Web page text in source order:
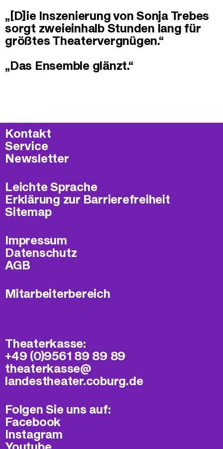
„[D]ie Inszenierung von Sonja Trebes
sorgt zweieinhalb Stunden lang für
größtes Theatervergnügen.“
„Das Ensemble glänzt.“
Kontakt
Service
Newsletter
Leichte Sprache
Erklärung zur Barrierefreiheit
Sitemap
Impressum
Datenschutz
AGB
Mitarbeiterbereich
Theaterkasse:
+49 (0)9561 89 89 89
theaterkasse@​
landestheater.coburg.de
Folgen Sie uns auf:
Facebook
Instagram